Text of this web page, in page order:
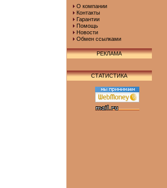
О компании
Контакты
Гарантии
Помощь
Новости
Обмен ссылками
РЕКЛАМА
СТАТИСТИКА